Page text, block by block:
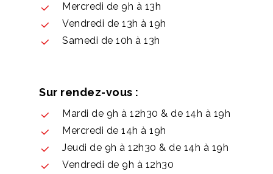
Mercredi de 9h à 13h
Vendredi de 13h à 19h
Samedi de 10h à 13h
Sur rendez-vous :
Mardi de 9h à 12h30 & de 14h à 19h
Mercredi de 14h à 19h
Jeudi de 9h à 12h30 & de 14h à 19h
Vendredi de 9h à 12h30